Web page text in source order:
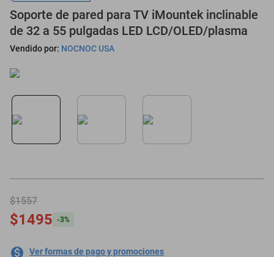
Soporte de pared para TV iMountek inclinable
de 32 a 55 pulgadas LED LCD/OLED/plasma
Vendido por: NOCNOC USA
$1557
$1495 -3%
Ver formas de pago y promociones
colchones
salas